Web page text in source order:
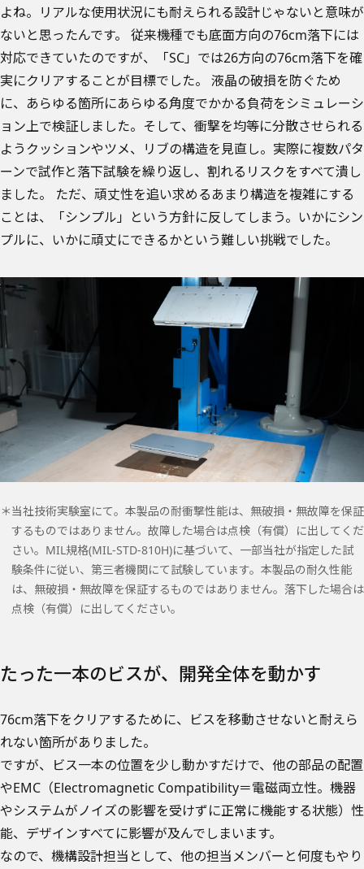
よね。リアルな使用状況にも耐えられる設計じゃないと意味が
ないと思ったんです。
従来機種でも底面方向の76cm落下には
対応できていたのですが、「SC」では26方向の76cm落下を確
実にクリアすることが目標でした。
液晶の破損を防ぐため
に、あらゆる箇所にあらゆる角度でかかる負荷をシミュレーシ
ョン上で検証しました。そして、衝撃を均等に分散させられる
ようクッションやツメ、リブの構造を見直し。実際に複数パタ
ーンで試作と落下試験を繰り返し、割れるリスクをすべて潰し
ました。
ただ、頑丈性を追い求めるあまり構造を複雑にする
ことは、「シンプル」という方針に反してしまう。いかにシン
プルに、いかに頑丈にできるかという難しい挑戦でした。
＊当社技術実験室にて。本製品の耐衝撃性能は、無破損・無故障を保証
するものではありません。故障した場合は点検（有償）に出してくだ
さい。MIL規格(MIL-STD-810H)に基づいて、一部当社が指定した試
験条件に従い、第三者機関にて試験しています。本製品の耐久性能
は、無破損・無故障を保証するものではありません。落下した場合は
点検（有償）に出してください。
たった一本のビスが、開発全体を動かす
76cm落下をクリアするために、ビスを移動させないと耐えら
れない箇所がありました。
ですが、ビス一本の位置を少し動かすだけで、他の部品の配置
やEMC（Electromagnetic Compatibility＝電磁両立性。機器
やシステムがノイズの影響を受けずに正常に機能する状態）性
能、デザインすべてに影響が及んでしまいます。
なので、機構設計担当として、他の担当メンバーと何度もやり